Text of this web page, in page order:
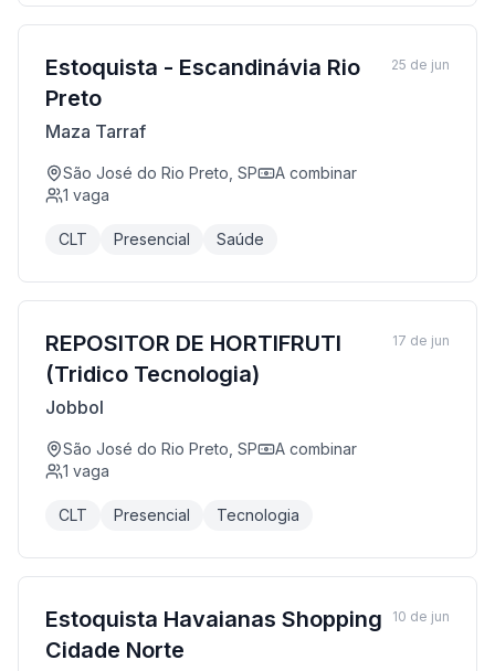
Estoquista - Escandinávia Rio
Preto
Maza Tarraf
São José do Rio Preto, SP
A combinar
1 vaga
CLT Presencial Saúde
25 de jun
REPOSITOR DE HORTIFRUTI
(Tridico Tecnologia)
Jobbol
São José do Rio Preto, SP
A combinar
1 vaga
CLT Presencial Tecnologia
17 de jun
Estoquista Havaianas Shopping
Cidade Norte
10 de jun